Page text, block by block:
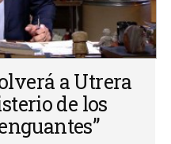
a Utrera
de los